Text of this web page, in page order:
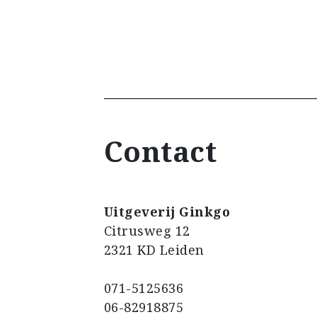
Contact
Uitgeverij Ginkgo
Citrusweg 12
2321 KD Leiden
071-5125636
06-82918875